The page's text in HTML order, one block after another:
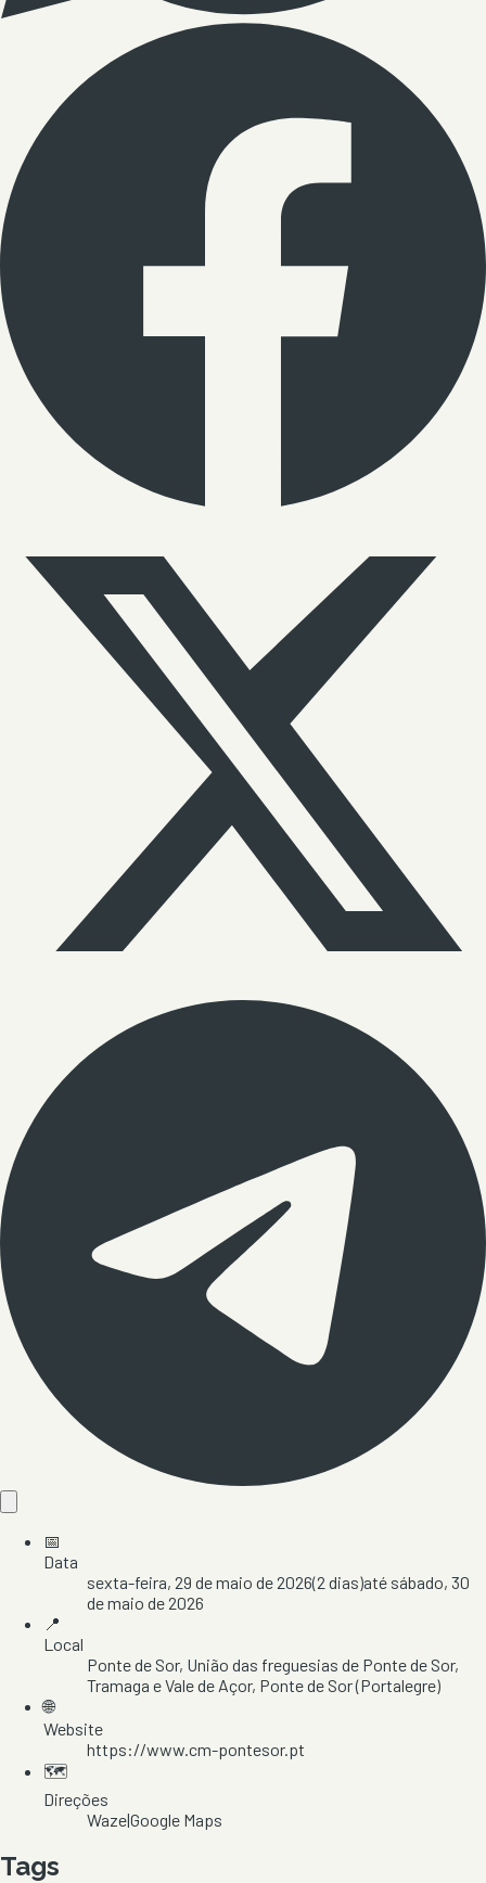
📅
Data
sexta-feira, 29 de maio de 2026(2 dias)até sábado, 30
de maio de 2026
📍
Local
Ponte de Sor, União das freguesias de Ponte de Sor,
Tramaga e Vale de Açor, Ponte de Sor(Portalegre)
🌐
Website
https://www.cm-pontesor.pt
🗺️
Direções
Waze|Google Maps
Tags